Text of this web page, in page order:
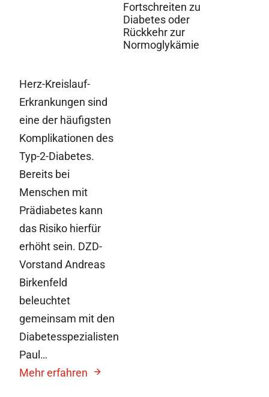
Fortschreiten zu
Diabetes oder
Rückkehr zur
Normoglykämie
Herz-Kreislauf-
Erkrankungen sind
eine der häufigsten
Komplikationen des
Typ-2-Diabetes.
Bereits bei
Menschen mit
Prädiabetes kann
das Risiko hierfür
erhöht sein. DZD-
Vorstand Andreas
Birkenfeld
beleuchtet
gemeinsam mit den
Diabetesspezialisten
Paul…
Mehr erfahren